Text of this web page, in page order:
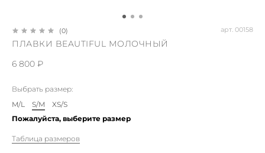
(0) арт. 00158
ПЛАВКИ BEAUTIFUL МОЛОЧНЫЙ
6 800 ₽
Выбрать размер:
M/L
S/M
XS/S
Пожалуйста, выберите размер
Таблица размеров